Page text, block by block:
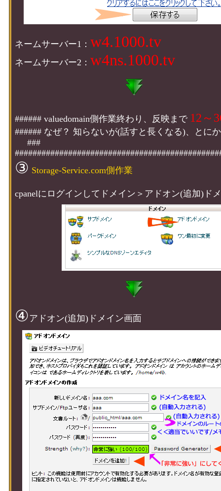
ネームサーバー1： w4.1000.tv
ネームサーバー2： w4ns.1000.tv
###### valuedomain側作業終わり、反映まで 12～
###### なぜ？ 知らないが(話すと長くなる)
###
③ Storage-Service.com側作業
cpanelにログインしてドメイン＞アドオン(追加)ド
④アドオン(追加)ドメイン画面